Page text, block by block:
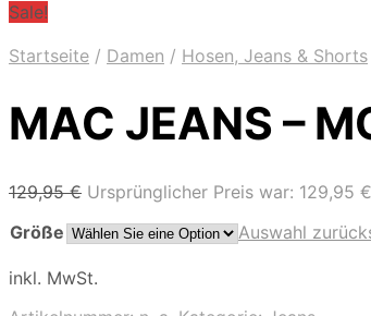
Sale!
Startseite / Damen / Hosen, Jeans & Shorts
MAC JEANS –
129,95€ Ursprünglicher Preis war: 129,95 €
Größe
Auswahl
inkl. MwSt.